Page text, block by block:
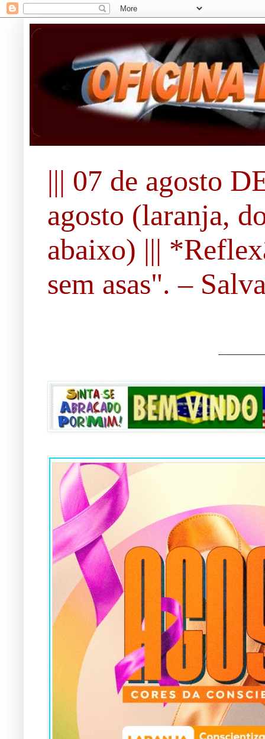
||| 07 de agosto
agosto (laranja,
abaixo) |||
sem asas". –